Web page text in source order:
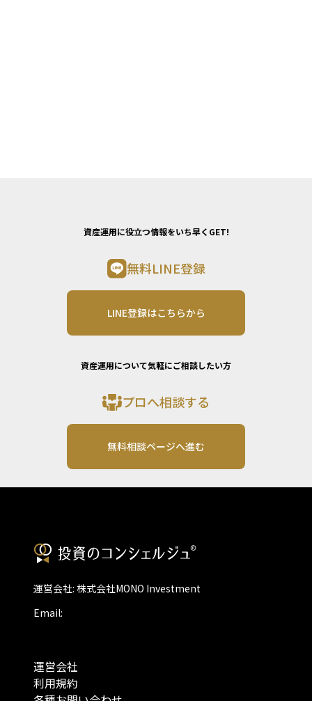
資産運用に役立つ情報をいち早くGET!
無料LINE登録
LINE登録はこちらから
資産運用について気軽にご相談したい方
プロへ相談する
無料相談ページへ進む
運営会社: 株式会社MONO Investment
Email:
運営会社
利用規約